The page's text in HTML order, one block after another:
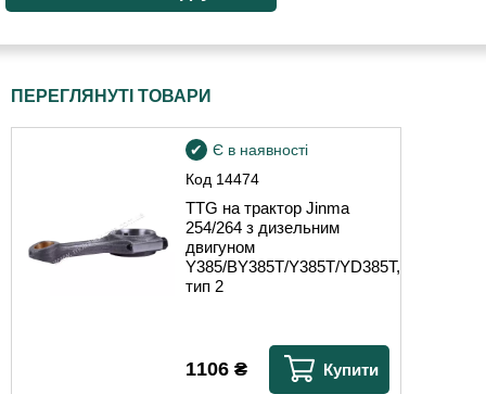
ПЕРЕГЛЯНУТІ ТОВАРИ
Код 14474
Є в наявності
TTG на трактор Jinma
254/264 з дизельним
двигуном
Y385/BY385T/Y385T/YD385T,
тип 2
1106 ₴ Купити